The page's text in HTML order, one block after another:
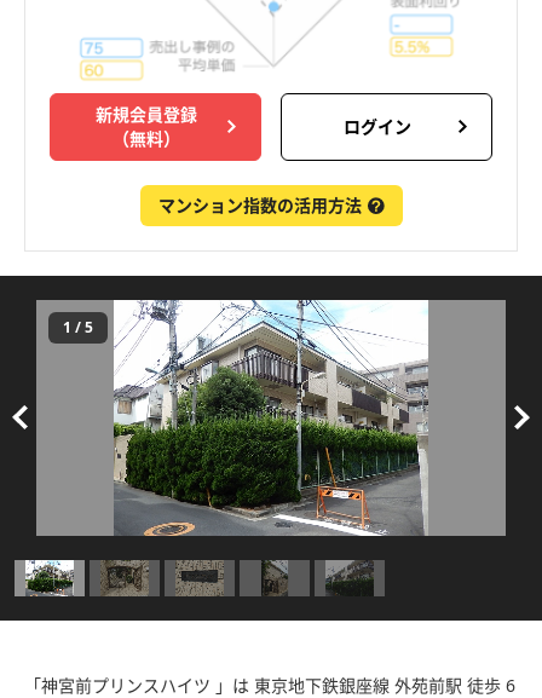
新規会員登録
（無料）
ログイン
マンション指数の活用方法
1 /5
「神宮前プリンスハイツ 」は 東京地下鉄銀座線 外苑前駅 徒歩 6